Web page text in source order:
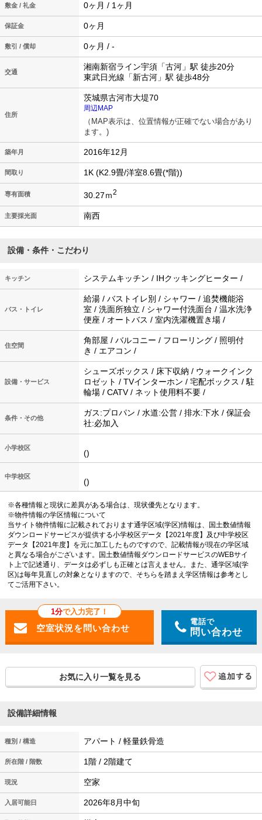
敷金 / 礼金 0ヶ月 / 1ヶ月
保証金 0ヶ月
敷引 / 償却 0ヶ月 / -
交通
湘南新宿ライン宇須「古河」駅 徒歩20分
東武日光線「新古河」駅 徒歩48分
住所
茨城県古河市大堤70
周辺MAP
（MAP表示は、位置情報が正確でない場合があり
ます。)
築年月 2016年12月
間取り 1K (K2.9畳/洋室8.6畳(*階))
専有面積 30.27ｍ2
主要採光面 南西
設備・条件・こだわり
キッチン システムキッチン / IHクッキングヒーター /
バス・トイレ
給湯 / バストイレ別 / シャワー / 追焚機能浴
室 / 洗面所独立 / シャワー付洗面台 / 温水洗浄
便座 / オートバス / 室内洗濯機置き場 /
住空間
角部屋 / バルコニー / フローリング / 照明付
き / エアコン /
設備・サービス
シューズボックス / 床下収納 / ウォークインク
ロゼット / TVインターホン / 宅配ボックス / 駐
輪場 / CATV / ネット使用料不要 /
条件・その他
ガス:プロパン / 水道:公営 / 排水:下水 / 保証会
社:必加入
小学校区
()
中学校区
()
※各種情報と現状に差異がある場合は、現状優先となります。
※物件情報の学区情報について
当サイト物件情報に記載されております通学区域(学区)情報は、国土数値情報
ダウンロードサービスが提供する小学校区データ【2021年度】及び中学校区
データ【2021年度】を元に加工したものですので、記載情報が現在の学区域
と異なる場合がございます。国土数値情報ダウンロードサービスのWEBサイ
ト上で記述通り、データは必ずしも正確とは言えません。また、通学区域(学
区)は毎年見直しの対象となりますので、そちらを踏まえ学区情報は参考とし
てご活用下さい。
1分で入力完了！
電話で
問い合わせ
お気に入り一覧を見る
設備詳細情報
種別 / 構造 アパート / 軽量鉄骨造
所在階 / 階数 1階 / 2階建て
現況 空家
入居可能日 2026年8月中旬